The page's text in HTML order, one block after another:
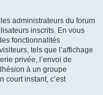
administrateurs du forum
inscrits. En vous
fonctionnalités
tels que l’affichage
privée, l’envoi de
à un groupe
court instant, c’est